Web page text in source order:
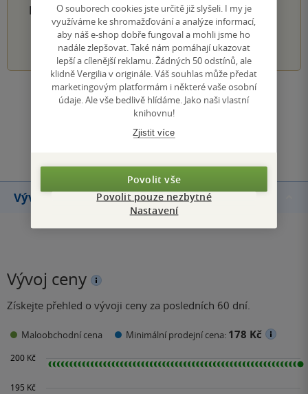
PŘIDEJTE SVÉ HODNOCENÍ PRODUKTU
1 2 3 4 5
Zobrazit všechna hodnocení
Přidat hodnocení
Vývoj ceny
Vývoj ceny
Získejte přehled o vývoji ceny za posledních 60 dní.
Maloobchodní cena Minimální prodejní cena: 178 Kč
O souborech cookies jste určitě již slyšeli. I my je
využíváme ke shromažďování a analýze informací,
aby náš e-shop dobře fungoval a mohli jsme ho
nadále zlepšovat. Také nám pomáhají ukazovat
lepší a cílenější reklamu. Žádných 50 odstínů, ale
klidně Vergilia v originále. Váš souhlas může předat
marketingovým platformám i některé vaše osobní
údaje. Ale vše bedlivě hlídáme. Jako naši vlastní
knihovnu!
Zjistit více
Povolit vše
Povolit pouze nezbytné
Nastavení